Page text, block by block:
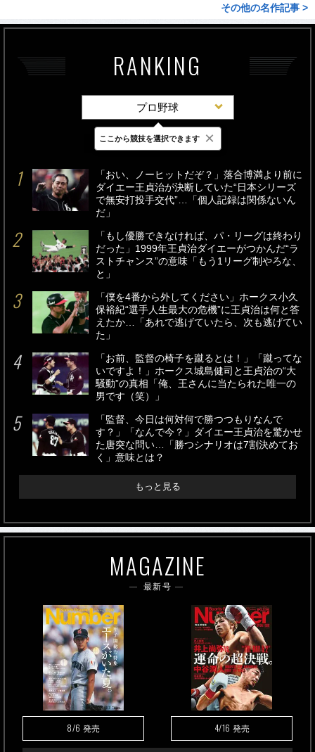
その他の名作記事 >
RANKING
プロ野球
最新 24時間 週間
「おい、ノーヒットだぞ？」落合博満より前に
ダイエー王貞治が決断していた“日本シリーズ
で無安打投手交代”…「個人記録は関係ないん
だ」
「もし優勝できなければ、パ・リーグは終わり
だった」1999年王貞治ダイエーがつかんだ“ラ
ストチャンス”の意味「もう1リーグ制やろな、
と」
「僕を4番から外してください」ホークス小久
保裕紀“選手人生最大の危機”に王貞治は何と答
えたか…「あれで逃げていたら、次も逃げてい
た」
「お前、監督の椅子を蹴るとは！」「蹴ってな
いですよ！」ホークス城島健司と王貞治の“大
騒動”の真相「俺、王さんに当たられた唯一の
男です（笑）」
「監督、今日は何対何で勝つつもりなんで
す？」「なんで今？」ダイエー王貞治を驚かせ
た唐突な問い…「勝つシナリオは7割決めてお
く」意味とは？
もっと見る
MAGAZINE
最新号
8/6 発売 4/16 発売
ここから競技を選択できます ×